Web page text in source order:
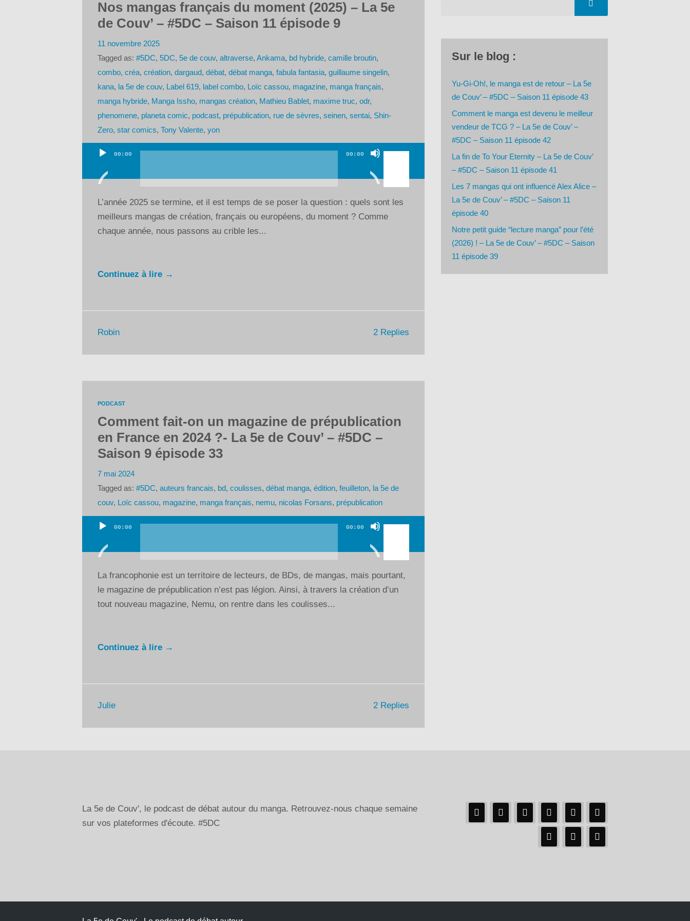
Nos mangas français du moment (2025) – La 5e
de Couv’ – #5DC – Saison 11 épisode 9
11 novembre 2025
Tagged as: #5DC, 5DC, 5e de couv, altraverse, Ankama, bd hybride, camille broutin,
combo, créa, création, dargaud, débat, débat manga, fabula fantasia, guillaume singelin,
kana, la 5e de couv, Label 619, label combo, Loïc cassou, magazine, manga français,
manga hybride, Manga Issho, mangas création, Mathieu Bablet, maxime truc, odr,
phenomene, planeta comic, podcast, prépublication, rue de sèvres, seinen, sentai, Shin-
Zero, star comics, Tony Valente, yon
Lecteur
audio
00:00 00:00
Utilisez
flèches
pour
augmenter
L’année 2025 se termine, et il est temps de se poser la question : quels sont les
meilleurs mangas de création, français ou européens, du moment ? Comme
chaque année, nous passons au crible les...
Continuez à lire →
2 Replies
Robin
PODCAST
Comment fait-on un magazine de prépublication
en France en 2024 ?- La 5e de Couv’ – #5DC –
Saison 9 épisode 33
7 mai 2024
Tagged as: #5DC, auteurs francais, bd, coulisses, débat manga, édition, feuilleton, la 5e de
couv, Loïc cassou, magazine, manga français, nemu, nicolas Forsans, prépublication
Lecteur
audio
00:00 00:00
Utilisez
flèches
pour
augmenter
La francophonie est un territoire de lecteurs, de BDs, de mangas, mais pourtant,
le magazine de prépublication n’est pas légion. Ainsi, à travers la création d’un
tout nouveau magazine, Nemu, on rentre dans les coulisses...
Continuez à lire →
2 Replies
Julie
Sur le blog :
Yu-Gi-Oh!, le manga est de retour – La 5e
de Couv’ – #5DC – Saison 11 épisode 43
Comment le manga est devenu le meilleur
vendeur de TCG ? – La 5e de Couv’ –
#5DC – Saison 11 épisode 42
La fin de To Your Eternity – La 5e de Couv’
– #5DC – Saison 11 épisode 41
Les 7 mangas qui ont influencé Alex Alice –
La 5e de Couv’ – #5DC – Saison 11
épisode 40
Notre petit guide “lecture manga” pour l’été
(2026) ! – La 5e de Couv’ – #5DC – Saison
11 épisode 39
La 5e de Couv', le podcast de débat autour du manga. Retrouvez-nous chaque semaine
sur vos plateformes d'écoute. #5DC